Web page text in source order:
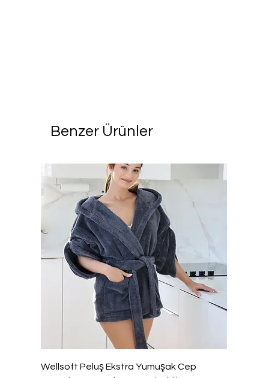
Benzer Ürünler
Wellsoft Peluş Ekstra Yumuşak Cep